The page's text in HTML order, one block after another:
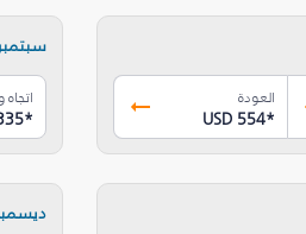
العودة
USD 554*
اتجاه
*